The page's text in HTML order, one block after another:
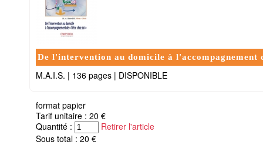
De l'intervention au domicile à l'accompagnement
M.A.I.S. | 136 pages | DISPONIBLE
format papier
Tarif unitaire : 20 €
Quantité :
Retirer l'article
Sous total : 20 €